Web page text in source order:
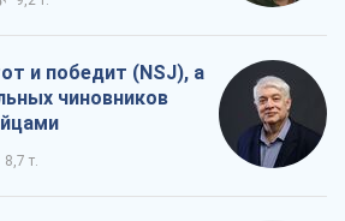
и победит (NSJ), а
чиновников
8,7 т.